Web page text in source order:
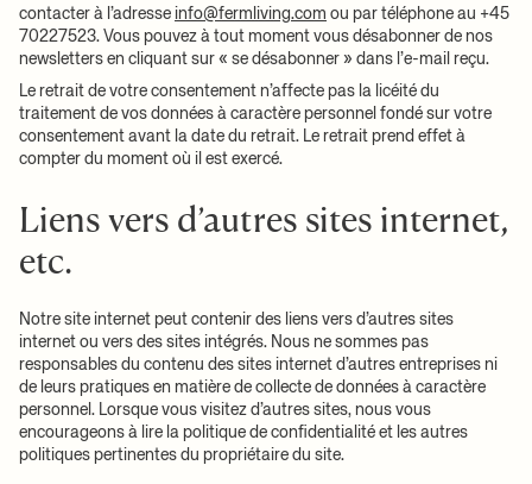
contacter à l’adresse info@fermliving.com ou par téléphone au +45
70227523. Vous pouvez à tout moment vous désabonner de nos
newsletters en cliquant sur « se désabonner » dans l’e-mail reçu.
Le retrait de votre consentement n’affecte pas la licéité du
traitement de vos données à caractère personnel fondé sur votre
consentement avant la date du retrait. Le retrait prend effet à
compter du moment où il est exercé.
Liens vers d’autres sites internet,
etc.
Notre site internet peut contenir des liens vers d’autres sites
internet ou vers des sites intégrés. Nous ne sommes pas
responsables du contenu des sites internet d’autres entreprises ni
de leurs pratiques en matière de collecte de données à caractère
personnel. Lorsque vous visitez d’autres sites, nous vous
encourageons à lire la politique de confidentialité et les autres
politiques pertinentes du propriétaire du site.